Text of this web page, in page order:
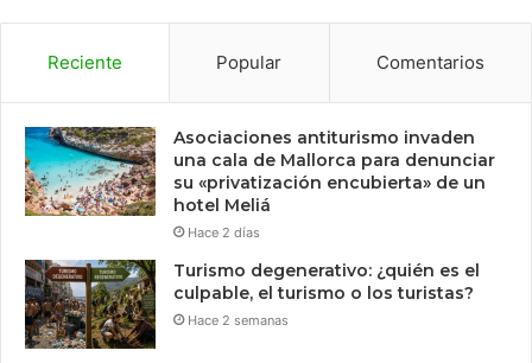
Reciente Popular Comentarios
Asociaciones antiturismo invaden
una cala de Mallorca para denunciar
su «privatización encubierta» de un
hotel Meliá
Hace 2 días
Turismo degenerativo: ¿quién es el
culpable, el turismo o los turistas?
Hace 2 semanas